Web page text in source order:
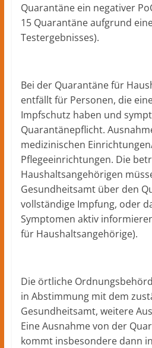
Quarantäne ein negativer
15 Quarantäne aufgrund
Testergebnisses).
Bei der Quarantäne für
entfällt für Personen, die
Impfschutz haben und
Quarantänepflicht.
medizinischen
Pflegeeinrichtungen. Die
Haushaltsangehörigen
Gesundheitsamt über den
vollständige Impfung, oder
Symptomen aktiv
für Haushaltsangehörige).
Die örtliche
in Abstimmung mit dem
Gesundheitsamt, weitere
Eine Ausnahme von der
kommt insbesondere dann